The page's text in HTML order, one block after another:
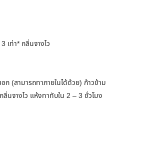
เท่า* กลิ่นจางไว
(สามารถทาภายในได้ด้วย) ก้าวข้าม
นจางไว แห้งทาทับใน 2 – 3 ชั่วโมง